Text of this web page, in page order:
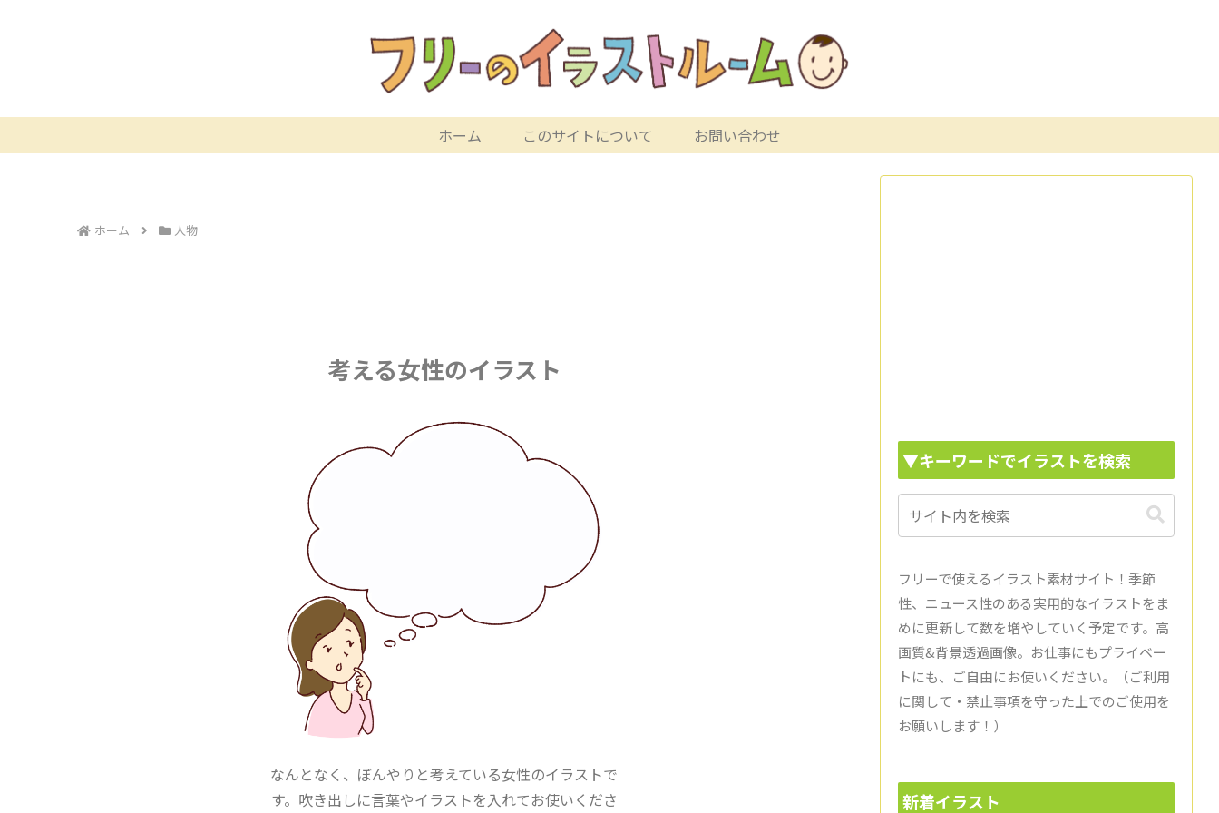
ホーム このサイトについて お問い合わせ
ホーム 人物
考える女性のイラスト
なんとなく、ぼんやりと考えている女性のイラストで
す。吹き出しに言葉やイラストを入れてお使いくださ
▼キーワードでイラストを検索
フリーで使えるイラスト素材サイト！季節
性、ニュース性のある実用的なイラストをま
めに更新して数を増やしていく予定です。高
画質&背景透過画像。お仕事にもプライベー
トにも、ご自由にお使いください。（ご利用
に関して・禁止事項を守った上でのご使用を
お願いします！）
新着イラスト